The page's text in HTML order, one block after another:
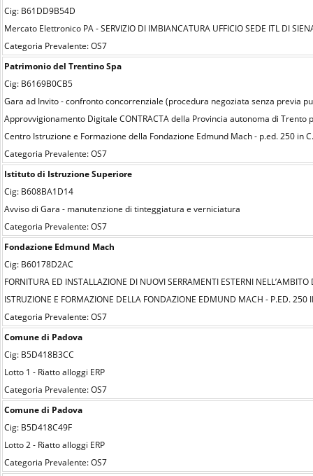
Cig: B61DD9B54D
Mercato Elettronico PA - SERVIZIO DI IMBIANCATURA UFFICIO SEDE ITL DI
Categoria Prevalente: OS7
Patrimonio del Trentino Spa
Cig: B6169B0CB5
Gara ad Invito - confronto concorrenziale (procedura negoziata senza previa
Approvvigionamento Digitale CONTRACTA della Provincia autonoma di
Centro Istruzione e Formazione della Fondazione Edmund Mach - p.ed. 250 in
Categoria Prevalente: OS7
Istituto di Istruzione Superiore
Cig: B608BA1D14
Avviso di Gara - manutenzione di tinteggiatura e verniciatura
Categoria Prevalente: OS7
Fondazione Edmund Mach
Cig: B60178D2AC
FORNITURA ED INSTALLAZIONE DI NUOVI SERRAMENTI ESTERNI
ISTRUZIONE E FORMAZIONE DELLA FONDAZIONE EDMUND MACH - P.ED.
Categoria Prevalente: OS7
Comune di Padova
Cig: B5D418B3CC
Lotto 1 - Riatto alloggi ERP
Categoria Prevalente: OS7
Comune di Padova
Cig: B5D418C49F
Lotto 2 - Riatto alloggi ERP
Categoria Prevalente: OS7